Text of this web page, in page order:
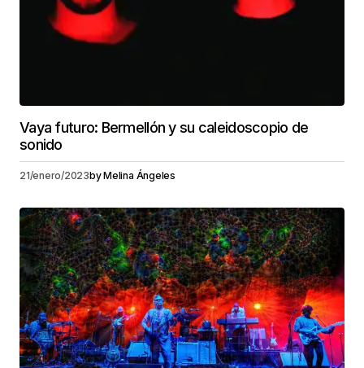
Vaya futuro: Bermellón y su caleidoscopio de
sonido
21/enero/2023byMelina Ángeles